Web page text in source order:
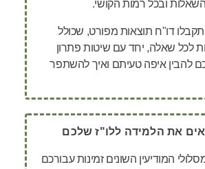
ובכל רמות הקושי.
תקבלו דו"ח תוצאות מפורט, שכולל
לכל שאלה, יחד עם שיטות פתרון
להבין איפה טעיתם ואיך להשתפר
את הלמידה ללו"ז שלכם
המודיעין השונים זמינות עבורכם